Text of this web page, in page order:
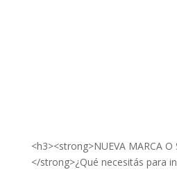
<h3><strong>NUEVA MARCA O
</strong>¿Qué necesitás para